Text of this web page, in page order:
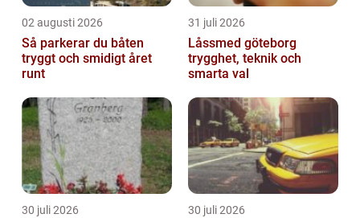
02 augusti 2026
Så parkerar du båten
tryggt och smidigt året
runt
31 juli 2026
Låssmed göteborg
trygghet, teknik och
smarta val
30 juli 2026 30 juli 2026